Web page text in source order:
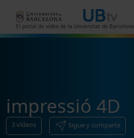
El portal de vídeo de la Universitat de Barcelona
impressió 4D
3vídeos Sigue y comparte